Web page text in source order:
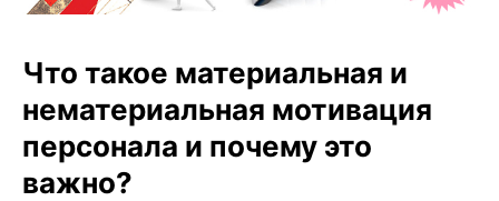
Что такое материальная и
нематериальная мотивация
персонала и почему это
важно?